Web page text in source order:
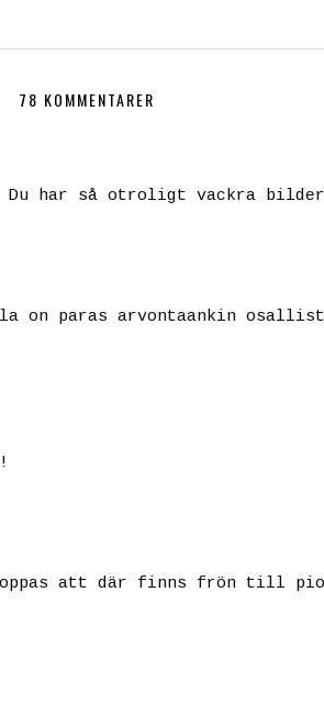
78 KOMMENTARER
har så otroligt vackra
on paras arvontaankin
att där finns frön till